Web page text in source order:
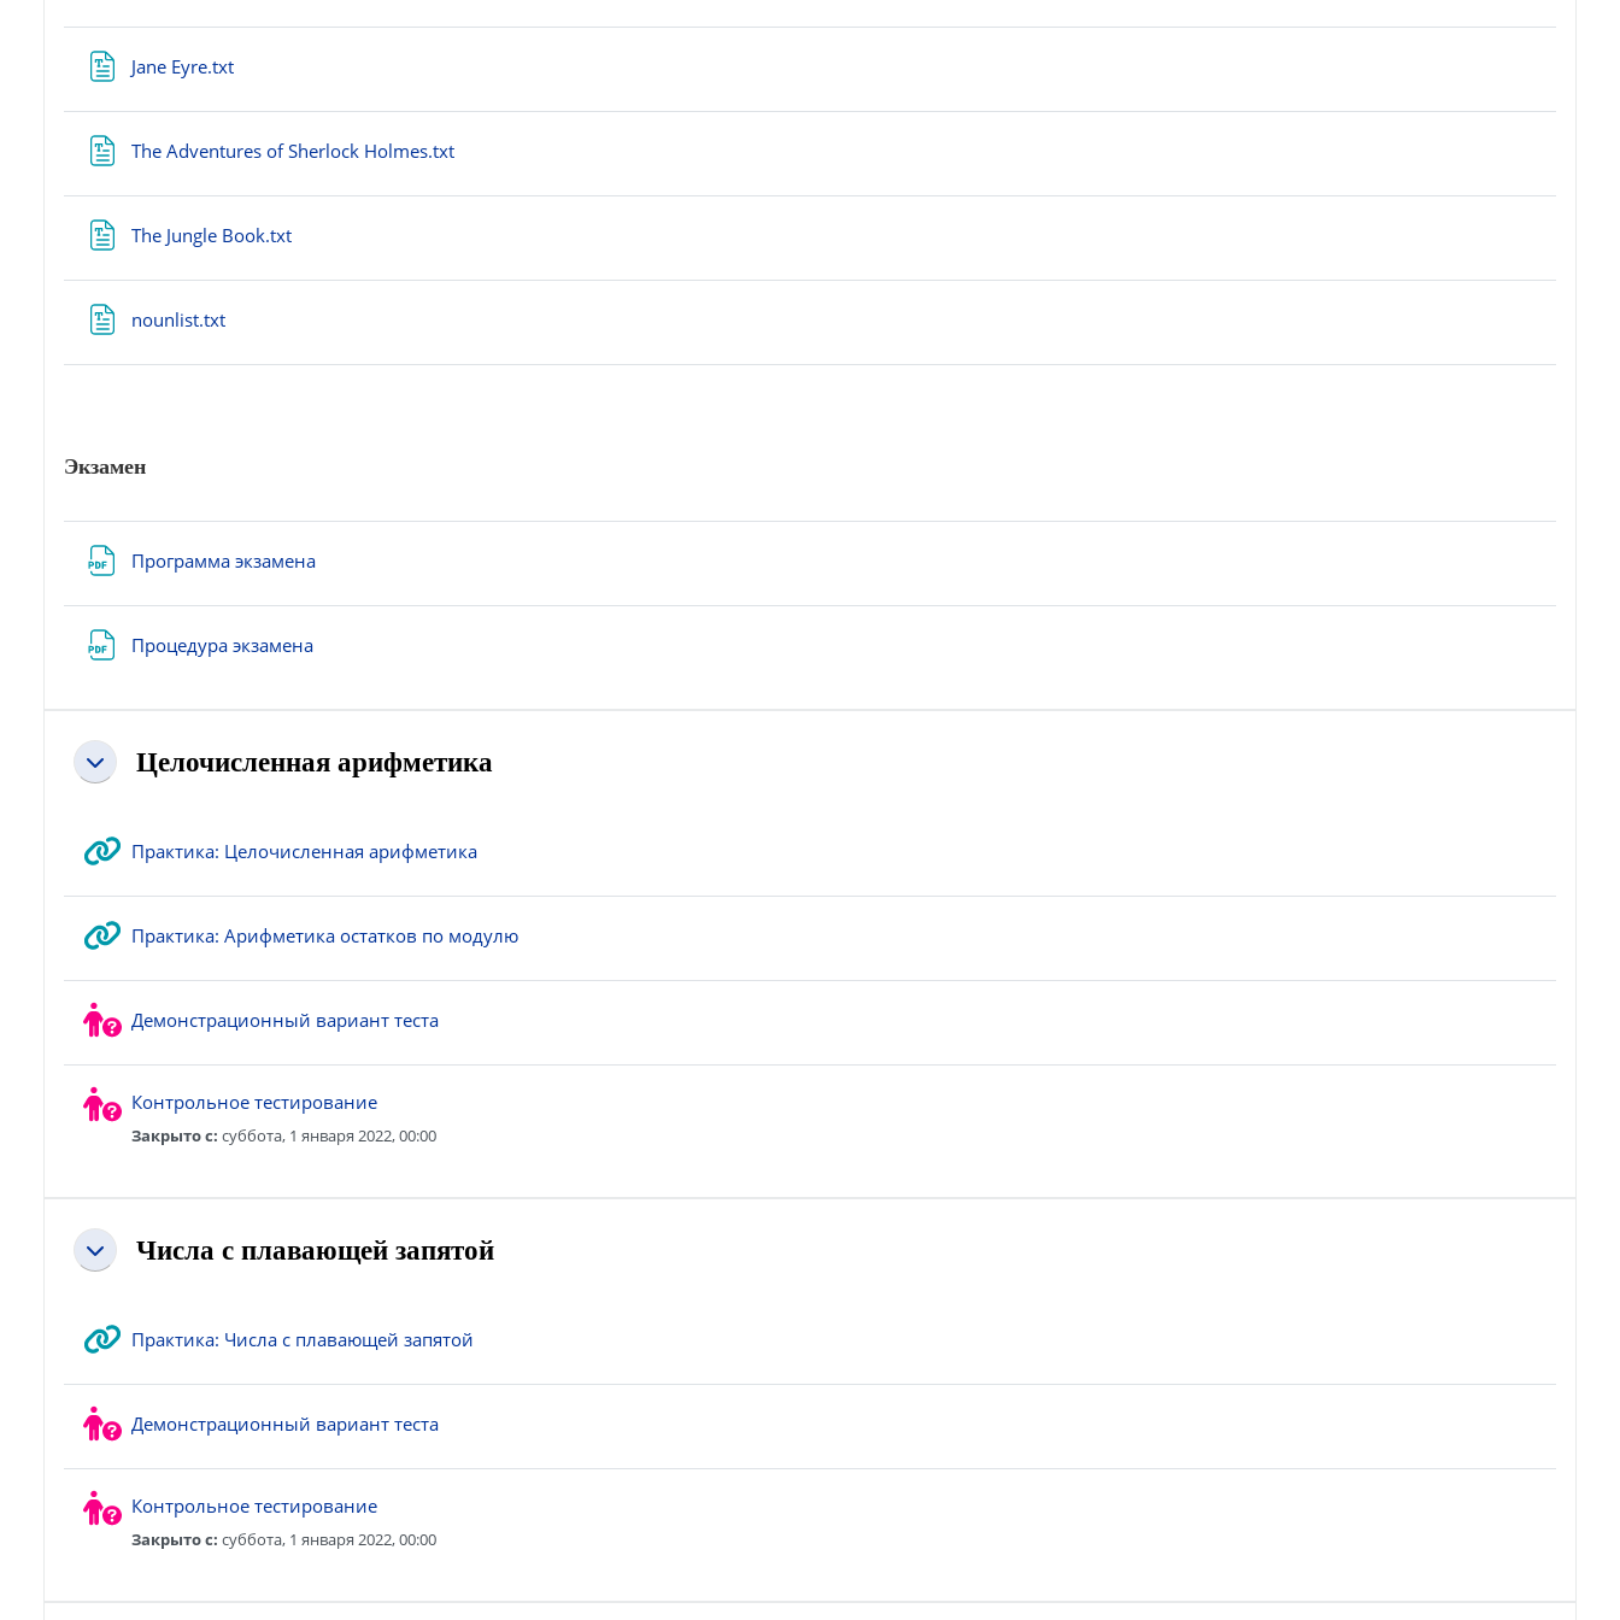
Jane Eyre.txt
The Adventures of Sherlock Holmes.txt
The Jungle Book.txt
nounlist.txt
Экзамен
Программа экзамена
Процедура экзамена
СвернутьЦелочисленная арифметика
Практика: Целочисленная арифметикаГиперссылка
Практика: Арифметика остатков по модулюГиперссылка
Демонстрационный вариант теста
Контрольное тестирование
Закрыто c: суббота, 1 января 2022, 00:00
СвернутьЧисла с плавающей запятой
Практика: Числа с плавающей запятой
Демонстрационный вариант теста
Контрольное тестирование
Закрыто c: суббота, 1 января 2022, 00:00